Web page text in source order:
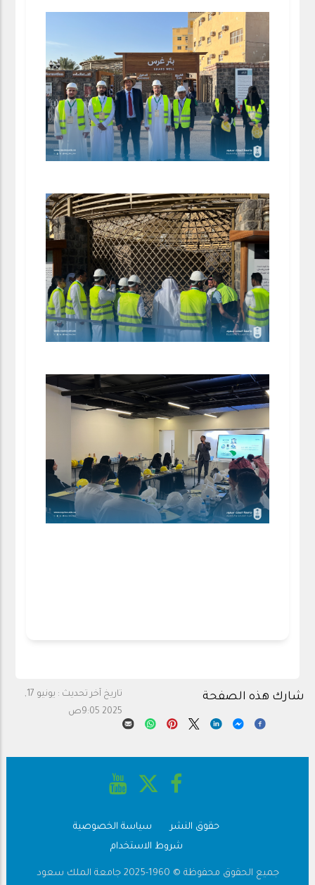
تاريخ آخر تحديث :
يونيو 17,
2025 9:05ص
شارك هذه الصفحة
حقوق النشر
سياسة الخصوصية
شروط الاستخدام
جميع الحقوق محفوظة © 1960-2025 جامعة الملك سعود